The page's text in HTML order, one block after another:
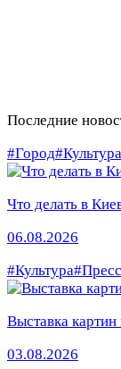
Последние
#Город#Культура
Что делать в
06.08.2026
#Культура
Выставка
03.08.2026